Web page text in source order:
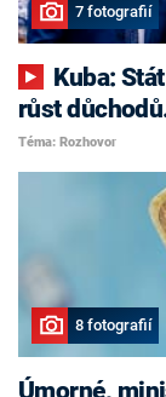
7 fotografií
růst
Téma: Rozhovor
8 fotografií
Úmorné,